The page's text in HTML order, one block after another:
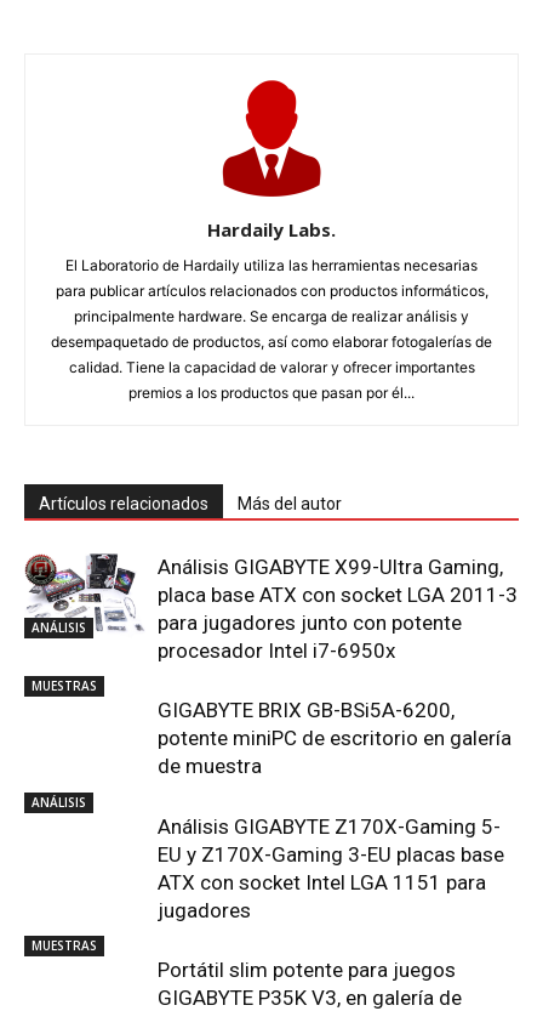
Hardaily Labs.
El Laboratorio de Hardaily utiliza las herramientas necesarias
para publicar artículos relacionados con productos informáticos,
principalmente hardware. Se encarga de realizar análisis y
desempaquetado de productos, así como elaborar fotogalerías de
calidad. Tiene la capacidad de valorar y ofrecer importantes
premios a los productos que pasan por él...
Artículos relacionados Más del autor
ANÁLISIS
Análisis GIGABYTE X99-Ultra Gaming,
placa base ATX con socket LGA 2011-3
para jugadores junto con potente
procesador Intel i7-6950x
MUESTRAS
GIGABYTE BRIX GB-BSi5A-6200,
potente miniPC de escritorio en galería
de muestra
ANÁLISIS
Análisis GIGABYTE Z170X-Gaming 5-
EU y Z170X-Gaming 3-EU placas base
ATX con socket Intel LGA 1151 para
jugadores
MUESTRAS
Portátil slim potente para juegos
GIGABYTE P35K V3, en galería de